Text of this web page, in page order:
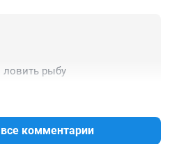
ловить рыбу
комментарии